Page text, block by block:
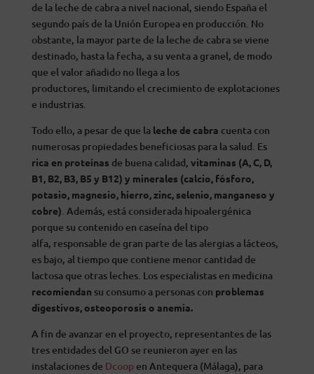
de la leche de cabra a nivel nacional, siendo España el
segundo país de la Unión Europea en producción. No
obstante, la mayor parte de la leche de cabra se viene
destinado, hasta la fecha, a su venta a granel, de modo
que el valor añadido no llega a los
productores, limitando el crecimiento de explotaciones
e industrias.
Todo ello, a pesar de que la leche de cabra cuenta con
numerosas propiedades beneficiosas para la salud. Es
rica en proteínas de buena calidad, vitaminas (A, C, D,
B1, B2, B3, B5 y B12) y minerales (calcio, fósforo,
potasio, magnesio, hierro, zinc, selenio, manganeso y
cobre). Además, está considerada hipoalergénica
porque su contenido en caseína del tipo
alfa, responsable de gran parte de las alergias a lácteos,
es bajo, al tiempo que contiene menor cantidad de
lactosa que otras leches. Los especialistas en medicina
recomiendan su consumo a personas con problemas
digestivos, osteoporosis o anemia.
A fin de avanzar en el proyecto, representantes de las
tres entidades del GO se reunieron ayer en las
instalaciones de Dcoop en Antequera (Málaga), para